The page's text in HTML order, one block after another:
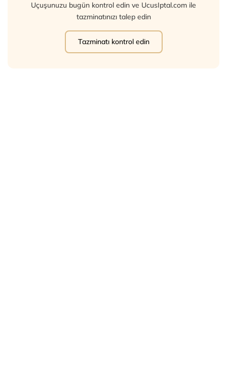
Uçuşunuzu bugün kontrol edin ve UcusIptal.com ile
tazminatınızı talep edin
Tazminatı kontrol edin